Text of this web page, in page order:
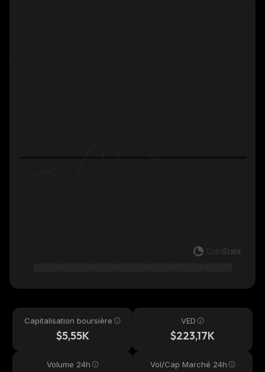
Capitalisation boursière
$5,55K
VED
$223,17K
Volume 24h Vol/Cap Marché 24h